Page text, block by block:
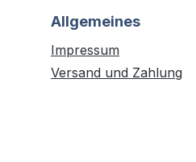
Allgemeines
Impressum
Versand und Zahlung